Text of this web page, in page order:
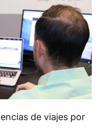
de viajes por